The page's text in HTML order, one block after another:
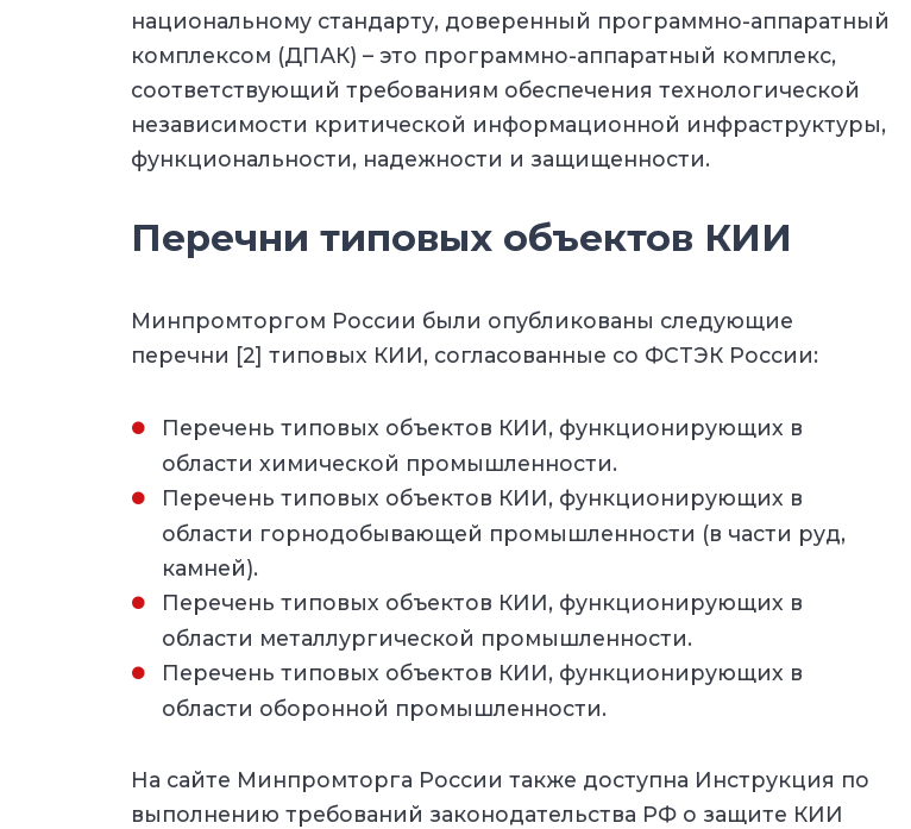
национальному стандарту, доверенный программно-аппаратный
комплексом (ДПАК) – это программно-аппаратный комплекс,
соответствующий требованиям обеспечения технологической
независимости критической информационной инфраструктуры,
функциональности, надежности и защищенности.
Перечни типовых объектов КИИ
Минпромторгом России были опубликованы следующие
перечни [2] типовых КИИ, согласованные со ФСТЭК России:
Перечень типовых объектов КИИ, функционирующих в
области химической промышленности.
Перечень типовых объектов КИИ, функционирующих в
области горнодобывающей промышленности (в части руд,
камней).
Перечень типовых объектов КИИ, функционирующих в
области металлургической промышленности.
Перечень типовых объектов КИИ, функционирующих в
области оборонной промышленности.
На сайте Минпромторга России также доступна Инструкция по
выполнению требований законодательства РФ о защите КИИ